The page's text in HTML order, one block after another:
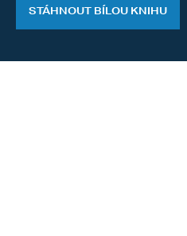
Články a studie
Naše značky
STÁHNOUT BÍLOU KNIHU